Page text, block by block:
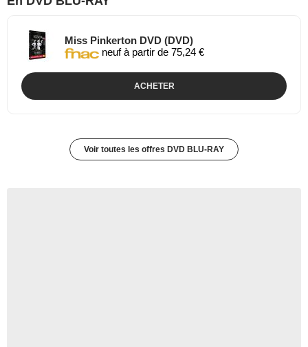
Miss Pinkerton DVD (DVD)
neuf à partir de 75,24 €
ACHETER
Voir toutes les offres DVD BLU-RAY